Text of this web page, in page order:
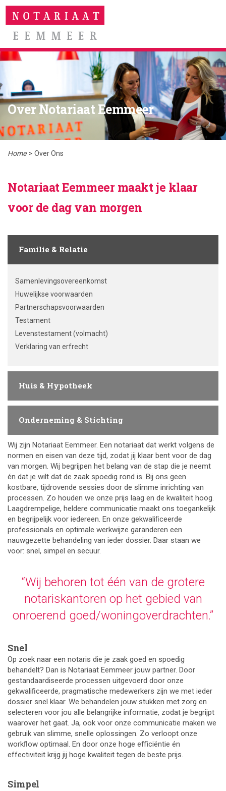
Spring
naar
hoofdnavigatie
Door
naar
hoofd
inhoud
Over Notariaat Eemmeer
Home> Over Ons
Notariaat Eemmeer maakt je klaar
voor de dag van morgen
Familie & Relatie
Samenlevingsovereenkomst
Huwelijkse voorwaarden
Partnerschapsvoorwaarden
Testament
Levenstestament (volmacht)
Verklaring van erfrecht
Huis & Hypotheek
Onderneming & Stichting
Wij zijn Notariaat Eemmeer. Een notariaat dat werkt volgens de
normen en eisen van deze tijd, zodat jij klaar bent voor de dag
van morgen. Wij begrijpen het belang van de stap die je neemt
én dat je wilt dat de zaak spoedig rond is. Bij ons geen
kostbare, tijdrovende sessies door de slimme inrichting van
processen. Zo houden we onze prijs laag en de kwaliteit hoog.
Laagdrempelige, heldere communicatie maakt ons toegankelijk
en begrijpelijk voor iedereen. En onze gekwaliﬁceerde
professionals en optimale werkwijze garanderen een
nauwgezette behandeling van ieder dossier. Daar staan we
voor: snel, simpel en secuur.
“Wij behoren tot één van de grotere
notariskantoren op het gebied van
onroerend goed/woningoverdrachten.”
Snel
Op zoek naar een notaris die je zaak goed en spoedig
behandelt? Dan is Notariaat Eemmeer jouw partner. Door
gestandaardiseerde processen uitgevoerd door onze
gekwaliﬁceerde, pragmatische medewerkers zijn we met ieder
dossier snel klaar. We behandelen jouw stukken met zorg en
selecteren voor jou alle belangrijke informatie, zodat je begrijpt
waarover het gaat. Ja, ook voor onze communicatie maken we
gebruik van slimme, snelle oplossingen. Zo verloopt onze
workﬂow optimaal. En door onze hoge eﬃciëntie én
effectiviteit krijg jij hoge kwaliteit tegen de beste prijs.
Simpel